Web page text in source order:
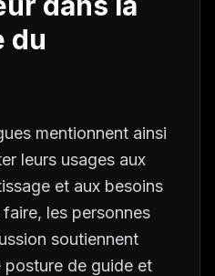
du
mentionnent ainsi
leurs usages aux
et aux besoins
les personnes
soutiennent
posture de guide et